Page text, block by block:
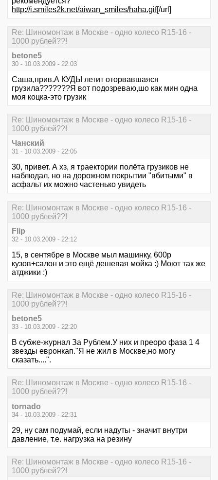
http://i.smiles2k.net/aiwan_smiles/haha.gif[/url]
Re: Шиномонтаж в Москве - одно колесо R15-16 -
1000 рублей??!
betone5
30 - 10.03.2009 - 22:03
Саша,прив.А КУДЫ летит оторвавшаяся
грузила???????Я вот подозреваю,шо как мин одна
моя коцка-это грузик
Re: Шиномонтаж в Москве - одно колесо R15-16 -
1000 рублей??!
Чанский
31 - 10.03.2009 - 22:05
30, привет. А хз, я траектории полёта грузиков не
наблюдал, но на дорожном покрытии "вбитыми" в
асфальт их можно частенько увидеть
Re: Шиномонтаж в Москве - одно колесо R15-16 -
1000 рублей??!
Flip
32 - 10.03.2009 - 22:12
15, в сентябре в Москве мыл машинку, 600р
кузов+салон и это ещё дешевая мойка :) Моют так же
атджики :)
Re: Шиномонтаж в Москве - одно колесо R15-16 -
1000 рублей??!
betone5
33 - 10.03.2009 - 22:20
В субже-журнал За Рублем.У них и преоро фаза 1 4
звезды евронкап."Я не жил в Москве,но могу
сказать....".
Re: Шиномонтаж в Москве - одно колесо R15-16 -
1000 рублей??!
tornado
34 - 10.03.2009 - 22:31
29, ну сам подумай, если надуты - значит внутри
давление, т.е. нагрузка на резину
Re: Шиномонтаж в Москве - одно колесо R15-16 -
1000 рублей??!